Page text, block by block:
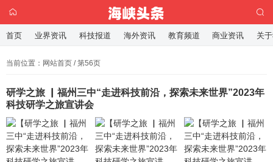
当前位置： 网站首页 / 第56页
研学之旅 ▏福州三中“走进科技前沿，探索未来世界”2023年
科技研学之旅宣讲会
首页 业界资讯 科技报道 海外资讯 教育频道 商业资讯 关